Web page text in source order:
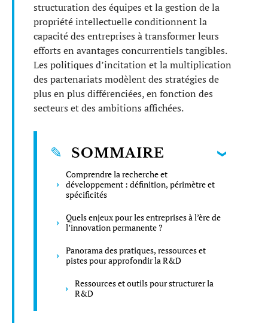
structuration des équipes et la gestion de la
propriété intellectuelle conditionnent la
capacité des entreprises à transformer leurs
efforts en avantages concurrentiels tangibles.
Les politiques d’incitation et la multiplication
des partenariats modèlent des stratégies de
plus en plus différenciées, en fonction des
secteurs et des ambitions affichées.
SOMMAIRE
Comprendre la recherche et
développement : définition, périmètre et
spécificités
Quels enjeux pour les entreprises à l’ère de
l’innovation permanente ?
Panorama des pratiques, ressources et
pistes pour approfondir la R&D
Ressources et outils pour structurer la
R&D